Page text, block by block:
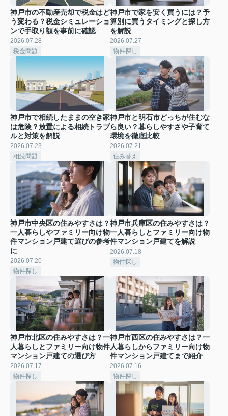
神戸市の不動産売却で税金はど
う変わる？税金シミュレーショ
ンで手取り額を事前に確認
2026.07.28
税金問題
神戸市で家を安く買うには？予
算別に買うタイミングと探し方
を解説
2026.07.27
物件探し
神戸市で相続したままの空き家
は危険？放置による相続トラブ
ルと対策を解説
2026.07.23
相続問題
神戸市と明石市どっちが住むな
ら良い？暮らしやすさや子育て
環境を徹底比較
2026.07.21
住み替え
神戸市中央区の住みやすさは？
一人暮らしやファミリー向け物
件マンション戸建て選びの参考
に
2026.07.20
物件探し
神戸市兵庫区の住みやすさは？
一人暮らしとファミリー向け物
件マンション戸建てを解説
2026.07.18
物件探し
神戸市北区の住みやすさは？一
人暮らしとファミリー向け物件
マンション戸建ての選び方
2026.07.17
物件探し
神戸市西区の住みやすさは？一
人暮らしからファミリー向け物
件マンション戸建てまで紹介
2026.07.16
物件探し